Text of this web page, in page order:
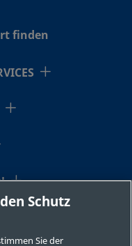
finden
Schutz
Sie der